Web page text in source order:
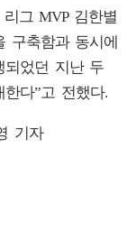
그 MVP 김한별
구축함과 동시에
되었던 지난 두
다”고 전했다.
기자